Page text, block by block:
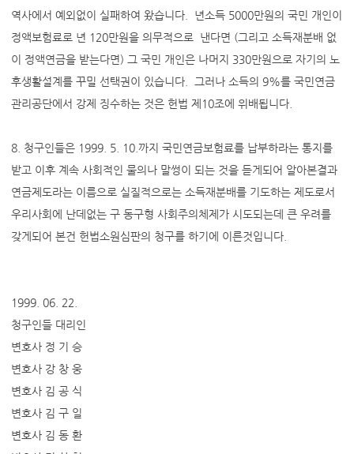
역사에서 예외없이 실패하여 왔습니다. 년소득 5000만원의 국민 개인이
정액보험료로 년 120만원을 의무적으로 낸다면 (그리고 소득재분배 없
이 정액연금을 받는다면) 그 국민 개인은 나머지 330만원으로 자기의 노
후생활설계를 꾸밀 선택권이 있습니다. 그러나 소득의 9%를 국민연금
관리공단에서 강제 징수하는 것은 헌법 제10조에 위배됩니다.
8. 청구인들은 1999. 5. 10.까지 국민연금보험료를 납부하라는 통지를
받고 이후 계속 사회적인 물의나 말썽이 되는 것을 듣게되어 알아본결과
연금제도라는 이름으로 실질적으로는 소득재분배를 기도하는 제도로서
우리사회에 난데없는 구 동구형 사회주의체제가 시도되는데 큰 우려를
갖게되어 본건 헌법소원심판의 청구를 하기에 이른것입니다.
1999. 06. 22.
청구인들 대리인
변호사 정 기 승
변호사 강 창 웅
변호사 김 공 식
변호사 김 구 일
변호사 김 동 환